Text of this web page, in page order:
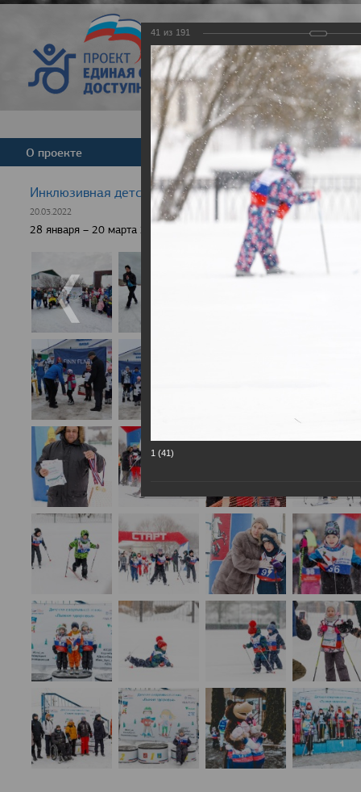
Версия для
О проекте Команда Новости
Инклюзивная детская гонка "Лыжня здоровья" 2022
20.03.2022
28 января – 20 марта 2022 г., 10 населенных пунктов России,
41 из 191
1 (41)